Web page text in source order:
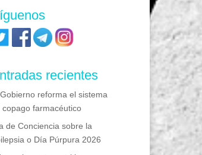
recientes
reforma el sistema
copago farmacéutico
de Conciencia sobre la
o Día Púrpura 2026